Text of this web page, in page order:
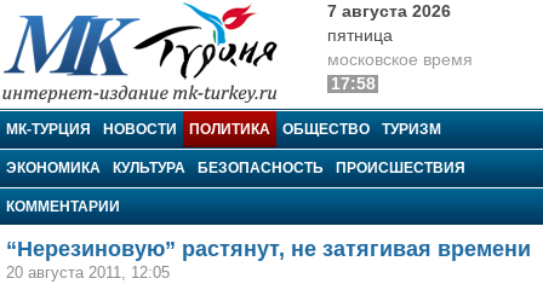
МК-Турция
7 августа 2026
пятница
московское время
17:58
МК-ТУРЦИЯ НОВОСТИ ПОЛИТИКА ОБЩЕСТВО ТУРИЗМ
ЭКОНОМИКА КУЛЬТУРА БЕЗОПАСНОСТЬ ПРОИСШЕСТВИЯ
КОММЕНТАРИИ
“Нерезиновую” растянут, не затягивая времени
20 августа 2011, 12:05